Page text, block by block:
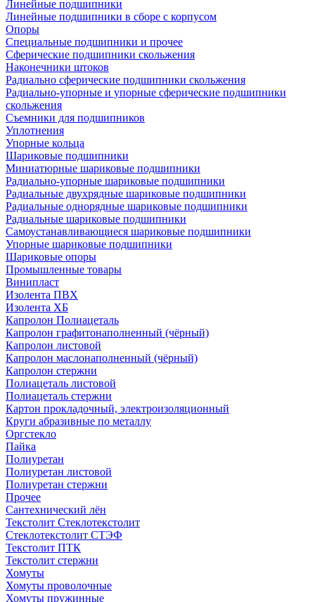
Линейные подшипники
Линейные подшипники в сборе с корпусом
Опоры
Специальные подшипники и прочее
Сферические подшипники скольжения
Наконечники штоков
Радиально сферические подшипники скольжения
Радиально-упорные и упорные сферические подшипники
скольжения
Съемники для подшипников
Уплотнения
Упорные кольца
Шариковые подшипники
Миниатюрные шариковые подшипники
Радиально-упорные шариковые подшипники
Радиальные двухрядные шариковые подшипники
Радиальные однорядные шариковые подшипники
Радиальные шариковые подшипники
Самоустанавливающиеся шариковые подшипники
Упорные шариковые подшипники
Шариковые опоры
Промышленные товары
Винипласт
Изолента ПВХ
Изолента ХБ
Капролон Полиацеталь
Капролон графитонаполненный (чёрный)
Капролон листовой
Капролон маслонаполненный (чёрный)
Капролон стержни
Полиацеталь листовой
Полиацеталь стержни
Картон прокладочный, электроизоляционный
Круги абразивные по металлу
Оргстекло
Пайка
Полиуретан
Полиуретан листовой
Полиуретан стержни
Прочее
Сантехнический лён
Текстолит Стеклотекстолит
Стеклотекстолит СТЭФ
Текстолит ПТК
Текстолит стержни
Хомуты
Хомуты проволочные
Хомуты пружинные